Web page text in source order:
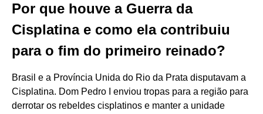
Por que houve a Guerra da
Cisplatina e como ela contribuiu
para o fim do primeiro reinado?
Brasil e a Província Unida do Rio da Prata disputavam a
Cisplatina. Dom Pedro I enviou tropas para a região para
derrotar os rebeldes cisplatinos e manter a unidade